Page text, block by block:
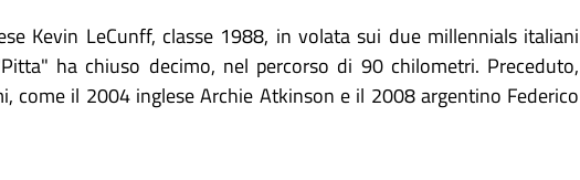
Kevin LeCunff, classe 1988, in volata sui due millennials italiani
ha chiuso decimo, nel percorso di 90 chilometri. Preceduto,
come il 2004 inglese Archie Atkinson e il 2008 argentino Federico